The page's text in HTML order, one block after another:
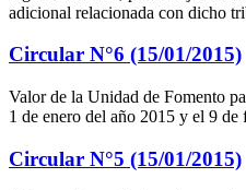
adicional relacionada con dicho
Circular N°6 (15/01/2015)
Valor de la Unidad de Fomento
1 de enero del año 2015 y el 9 de
Circular N°5 (15/01/2015)